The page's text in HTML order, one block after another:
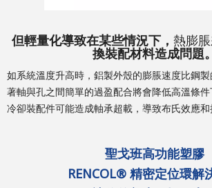
但輕量化導致在某些情況下， 熱膨
換裝配材料造成問題。
如系統溫度升高時，鋁製外殼的膨脹速度比鋼
著軸與孔之間簡單的過盈配合將會降低高溫條件
冷卻裝配件可能造成軸承超載，導致布氏效應和
聖戈班高功能塑膠
RENCOL® 精密定位環解